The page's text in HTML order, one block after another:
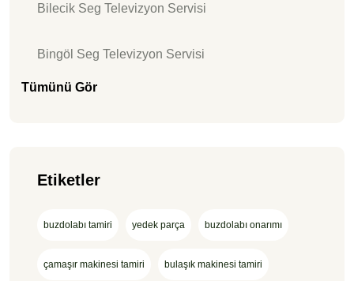
Bilecik Seg Televizyon Servisi
Bingöl Seg Televizyon Servisi
Tümünü Gör
Etiketler
buzdolabı tamiri yedek parça buzdolabı onarımı
çamaşır makinesi tamiri bulaşık makinesi tamiri